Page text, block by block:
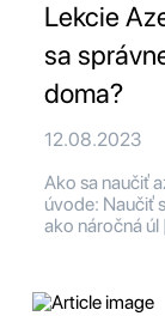
Lekcie
sa
doma?
12.08.2023
Ako sa naučiť
úvode: Naučiť
ako náročná